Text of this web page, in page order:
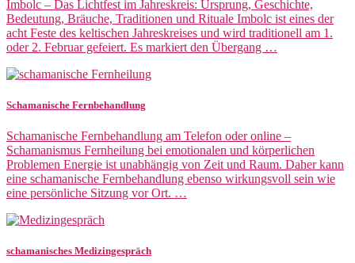
Imbolc – Das Lichtfest im Jahreskreis: Ursprung, Geschichte,
Bedeutung, Bräuche, Traditionen und Rituale Imbolc ist eines der
acht Feste des keltischen Jahreskreises und wird traditionell am 1.
oder 2. Februar gefeiert. Es markiert den Übergang …
Schamanische Fernbehandlung
Schamanische Fernbehandlung am Telefon oder online –
Schamanismus Fernheilung bei emotionalen und körperlichen
Problemen Energie ist unabhängig von Zeit und Raum. Daher kann
eine schamanische Fernbehandlung ebenso wirkungsvoll sein wie
eine persönliche Sitzung vor Ort. …
schamanisches Medizingespräch